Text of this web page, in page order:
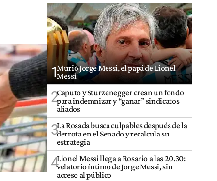
1Murió Jorge Messi, el papá de Lionel
Messi
2Caputo y Sturzenegger crean un fondo
para indemnizar y “ganar” sindicatos
aliados
3La Rosada busca culpables después de la
derrota en el Senado y recalcula su
estrategia
4Lionel Messi llega a Rosario a las 20.30:
velatorio íntimo de Jorge Messi, sin
acceso al público